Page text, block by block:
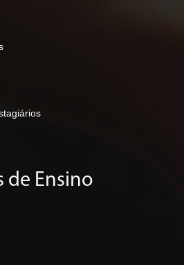
de Ensino